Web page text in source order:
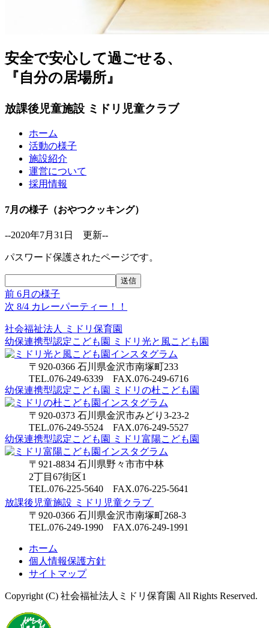
安全で安心して過ごせる、
『自分の居場所』
放課後児童施設 ミドリ児童クラブ
ホーム
活動の様子
施設紹介
運営について
採用情報
7月の様子（おやつクッキング）
--2020年7月31日 更新--
パスワード保護されたページです。
投
稿
ナ
ビ
ー
シ
ョ
ン
前 前
の
稿:
6月の様子
次 次
投
稿:
8/4 カレーパーティー！！
社会福祉法人
ミドリ保育園
幼保連携型認定こども園
ミドリ光と風こども園
〒920-0366 石川県金沢市南塚町233
TEL.076-249-6339 FAX.076-249-6716
幼保連携型認定こども園
ミドリの杜こども園
〒920-0373 石川県金沢市みどり3-23-2
TEL.076-249-5524 FAX.076-249-5527
幼保連携型認定こども園
ミドリ富陽こども園
〒921-8834 石川県野々市市中林
2丁目67街区1
TEL.076-225-5640 FAX.076-225-5641
放課後児童施設 ミドリ児童クラブ
〒920-0366 石川県金沢市南塚町268-3
TEL.076-249-1990 FAX.076-249-1991
ホーム
個人情報保護方針
サイトマップ
Copyright (C) 社会福祉法人ミドリ保育園 All Rights Reserved.